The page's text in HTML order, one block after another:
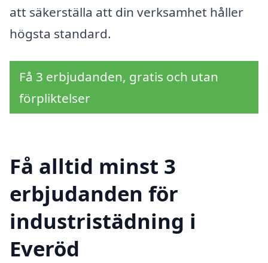
att säkerställa att din verksamhet håller
högsta standard.
Få 3 erbjudanden, gratis och utan
förpliktelser
Få alltid minst 3
erbjudanden för
industristädning i
Everöd